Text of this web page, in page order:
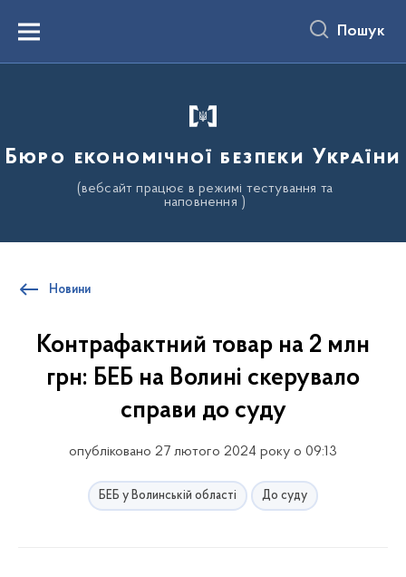
вмістуMenu Пошук
Бюро економічної безпеки України
(вебсайт працює в режимі тестування та
наповнення )
Новини
Контрафактний товар на 2 млн
грн: БЕБ на Волині скерувало
справи до суду
опубліковано 27 лютого 2024 року о 09:13
БЕБ у Волинській області До суду